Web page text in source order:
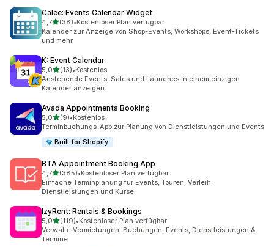
Calee: Events Calendar Widget
4,7von 5 Sternen
(38)
38 Rezensionen insgesamt
•Kostenloser Plan verfügbar
Kalender zur Anzeige von Shop-Events, Workshops, Event-Tickets
und mehr
K: Event Calendar
5,0von 5 Sternen
(13)
13 Rezensionen insgesamt
•Kostenlos
Anstehende Events, Sales und Launches in einem einzigen
Kalender anzeigen.
Avada Appointments Booking
5,0von 5 Sternen
(9)
9 Rezensionen insgesamt
•Kostenlos
Terminbuchungs-App zur Planung von Dienstleistungen und Events
Built for Shopify
BTA Appointment Booking App
4,7von 5 Sternen
(385)
385 Rezensionen insgesamt
•Kostenloser Plan verfügbar
Einfache Terminplanung für Events, Touren, Verleih,
Dienstleistungen und Kurse
IzyRent: Rentals & Bookings
5,0von 5 Sternen
(119)
119 Rezensionen insgesamt
•Kostenloser Plan verfügbar
Verwalte Vermietungen, Buchungen, Events, Dienstleistungen &
Termine